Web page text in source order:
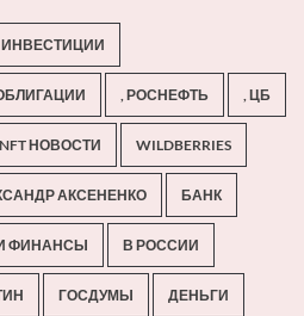
, ИНВЕСТИЦИИ
ОБЛИГАЦИИ , РОСНЕФТЬ , ЦБ
NFT НОВОСТИ WILDBERRIES
АКСЕНЕНКО БАНК
ФИНАНСЫ В РОССИИ
ГОСДУМЫ ДЕНЬГИ